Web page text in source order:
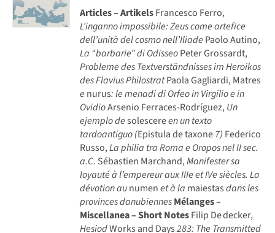
Articles – ArtikelsFrancesco Ferro,
L’inganno impossibile: Zeus come artefice
dell’unità del cosmo nell’Iliade Paolo Autino,
La “barbarie” di OdisseoPeter Grossardt,
Probleme des Textverständnisses im Heroikos
des Flavius PhilostratPaola Gagliardi, Matres
e nurus: le menadi di Orfeo in Virgilio e in
OvidioArsenio Ferraces-Rodríguez,Un
ejemplo desolescereen un texto
tardoantiguo (Epistula de taxone7) Federico
Russo,La philia tra Roma e Oropos nel II sec.
a.C. Sébastien Marchand,Manifester sa
loyauté à l’empereur aux IIIe et IVe siècles. La
dévotion aunumenet à la maiestasdans les
provinces danubiennesMélanges –
Miscellanea – Short NotesFilip De decker,
HesiodWorks and Days283: The Transmitted